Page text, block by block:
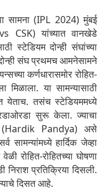
सामना (IPL 2024) मुंबई
CSK) यांच्यात वानखेडे
स्टेडियम दोन्ही संघांच्या
संघ प्रथमच आमनेसामने
कर्णधारासमोर रोहित-
मिळाला. या सामन्यासाठी
येताच. तसंच स्टेडियममध्ये
सुरू केला. ज्याचा
(Hardik Pandya) असे
सामन्यांमध्ये हार्दिक जेव्हा
रोहित-रोहितच्या घोषणा
निराश प्रतिक्रिया दिसली.
दिसत आहे.